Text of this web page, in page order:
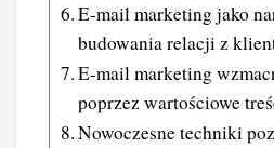
E-mail marketing jako
budowania relacji z
E-mail marketing
poprzez wartościowe
Nowoczesne techniki